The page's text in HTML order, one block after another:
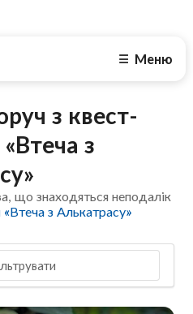
☰ Меню
з квест-
з
що знаходяться неподалік
«Втеча з Алькатрасу»